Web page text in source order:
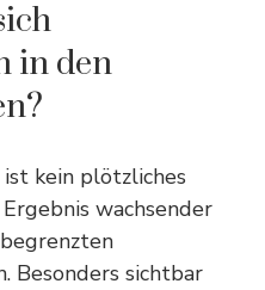
in den
kein plötzliches
wachsender
Besonders sichtbar